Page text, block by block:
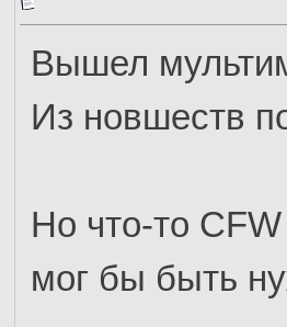
Вышел
Из новшеств
Но что-то
мог бы быть